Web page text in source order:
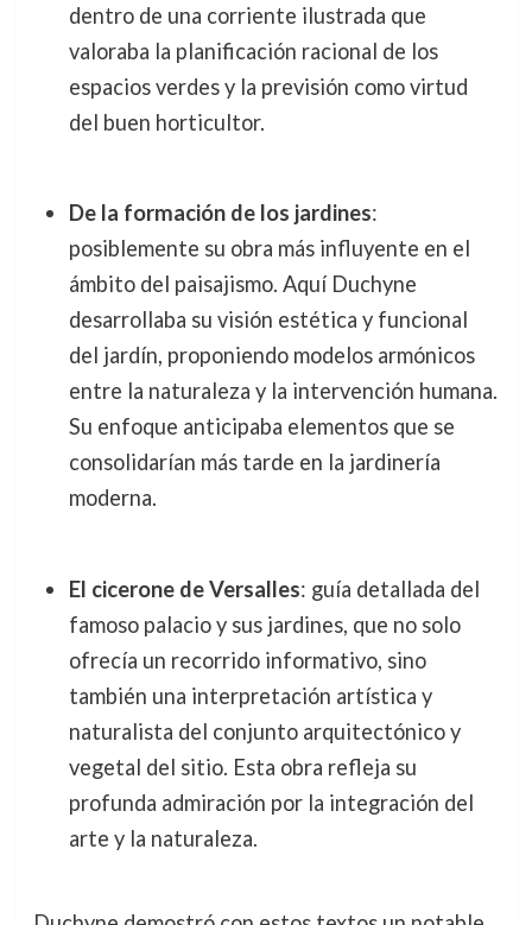
dentro de una corriente ilustrada que
valoraba la planificación racional de los
espacios verdes y la previsión como virtud
del buen horticultor.
De la formación de los jardines:
posiblemente su obra más influyente en el
ámbito del paisajismo. Aquí Duchyne
desarrollaba su visión estética y funcional
del jardín, proponiendo modelos armónicos
entre la naturaleza y la intervención humana.
Su enfoque anticipaba elementos que se
consolidarían más tarde en la jardinería
moderna.
El cicerone de Versalles: guía detallada del
famoso palacio y sus jardines, que no solo
ofrecía un recorrido informativo, sino
también una interpretación artística y
naturalista del conjunto arquitectónico y
vegetal del sitio. Esta obra refleja su
profunda admiración por la integración del
arte y la naturaleza.